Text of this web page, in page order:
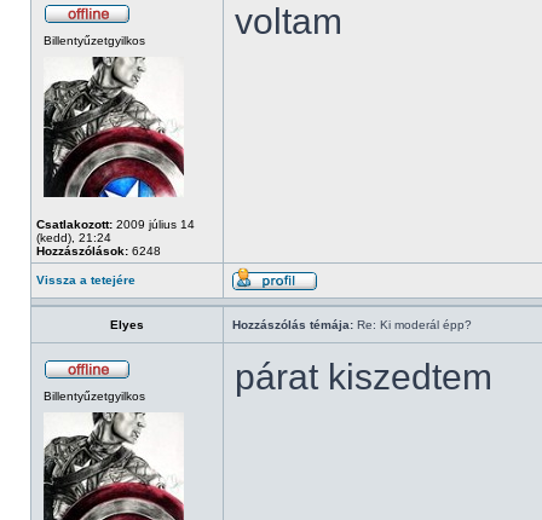
Billentyűzetgyilkos
Csatlakozott: 2009 július 14
(kedd), 21:24
Hozzászólások: 6248
voltam
Vissza a tetejére
Elyes Hozzászólás témája: Re: Ki moderál épp?
Billentyűzetgyilkos párat kiszedtem